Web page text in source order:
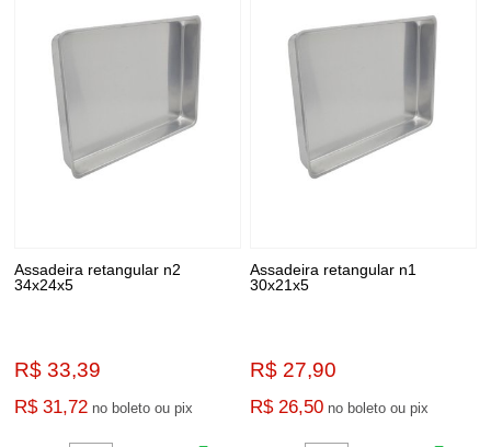
Assadeira retangular n2
34x24x5
R$ 33,39
R$ 31,72 no boleto ou pix
Assadeira retangular n1
30x21x5
R$ 27,90
R$ 26,50 no boleto ou pix